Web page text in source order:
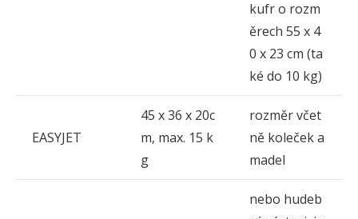
kufr o rozm
ěrech 55 x 4
0 x 23 cm (ta
ké do 10 kg)
EASYJET
45 x 36 x 20c
m, max. 15 k
g
rozměr včet
ně koleček a
madel
nebo hudeb